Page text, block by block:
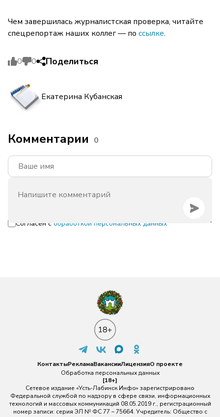
Чем завершилась журналистская проверка, читайте
спецрепортаж наших коллег — по ссылке.
0 0 Поделиться
Екатерина Кубанская
Комментарии 0
Согласен с обработкой персональных данных
КонтактыРекламаВакансииЛицензияО проекте
Обработка персональных данных
[18+]
Сетевое издание «Усть-Лабинск Инфо» зарегистрировано
Федеральной службой по надзору в сфере связи, информационных
технологий и массовых коммуникаций 08.05.2019 г., регистрационный
номер записи: серия ЭЛ № ФС 77 – 75664. Учредитель: Общество с